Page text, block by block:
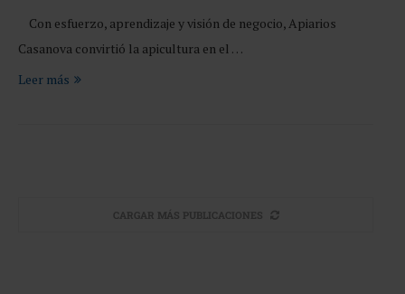
Con esfuerzo, aprendizaje y visión de negocio, Apiarios
Casanova convirtió la apicultura en el …
Leer más
CARGAR MÁS PUBLICACIONES